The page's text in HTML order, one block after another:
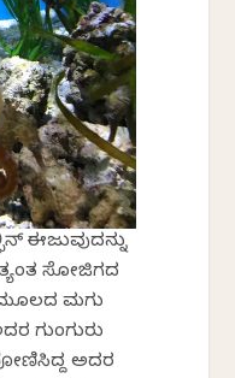
ಈಜುವುದನ್ನು
ಸೋಜಿಗದ
ಮೂಲದ ಮಗು
ಗುಂಗುರು
ಅದರ